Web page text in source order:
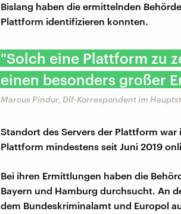
Bislang haben die ermittelnden
Plattform identifizieren konnten.
"Solch eine Plattform zu
einen besonders großer
Marcus Pindur, Dlf-Korrespondent im
Standort des Servers der Plattform
Plattform mindestens seit Juni 2019
Bei ihren Ermittlungen haben die
Bayern und Hamburg durchsucht. An
dem Bundeskriminalamt und Europol